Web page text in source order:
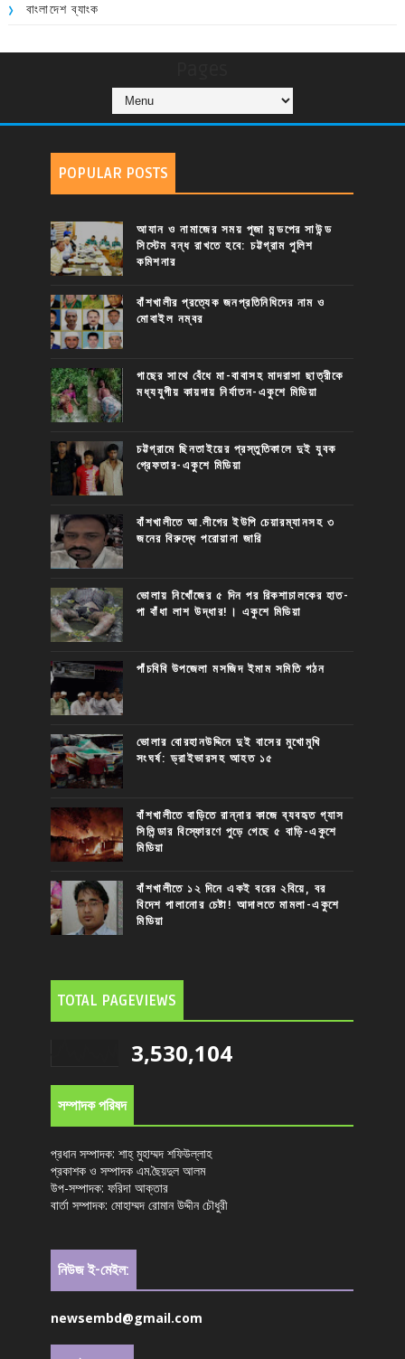
বাংলাদেশ ব্যাংক
POPULAR POSTS
আযান ও নামাজের সময় পূজা মন্ডপের সাউন্ড
সিস্টেম বন্ধ রাখতে হবে: চট্টগ্রাম পুলিশ
কমিশনার
বাঁশখালীর প্রত্যেক জনপ্রতিনিধিদের নাম ও
মোবাইল নম্বর
গাছের সাথে বেঁধে মা-বাবাসহ মাদরাসা ছাত্রীকে
মধ্যযুগীয় কায়দায় নির্যাতন-একুশে মিডিয়া
চট্টগ্রামে ছিনতাইয়ের প্রস্তুতিকালে দুই যুবক
গ্রেফতার-একুশে মিডিয়া
বাঁশখালীতে আ.লীগের ইউপি চেয়ারম্যানসহ ৩
জনের বিরুদ্ধে পরোয়ানা জারি
ভোলায় নিখোঁজের ৫ দিন পর রিকশাচালকের হাত-
পা বাঁধা লাশ উদ্ধার!। একুশে মিডিয়া
পাঁচবিবি উপজেলা মসজিদ ইমাম সমিতি গঠন
ভোলার বোরহানউদ্দিনে দুই বাসের মুখোমুখি
সংঘর্ষ: ড্রাইভারসহ আহত ১৫
বাঁশখালীতে বাড়িতে রান্নার কাজে ব্যবহৃত গ্যাস
সিলিন্ডার বিস্ফোরণে পুড়ে গেছে ৫ বাড়ি-একুশে
মিডিয়া
বাঁশখালীতে ১২ দিনে একই বরের ২বিয়ে, বর
বিদেশ পালানোর চেষ্টা! আদালতে মামলা-একুশে
মিডিয়া
TOTAL PAGEVIEWS
3,530,104
সম্পাদক পরিষদ
প্রধান সম্পাদক: শাহ্ মুহাম্মদ শফিউল্লাহ
প্রকাশক ও সম্পাদক এম.ছৈয়দুল আলম
উপ-সম্পাদক: ফরিদা আক্তার
বার্তা সম্পাদক: মোহাম্মদ রোমান উদ্দীন চৌধুরী
নিউজ ই-মেইল:
newsembd@gmail.com